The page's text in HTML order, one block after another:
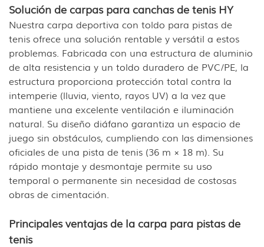
Solución de carpas para canchas de tenis HY
Nuestra carpa deportiva con toldo para pistas de
tenis ofrece una solución rentable y versátil a estos
problemas. Fabricada con una estructura de aluminio
de alta resistencia y un toldo duradero de PVC/PE, la
estructura proporciona protección total contra la
intemperie (lluvia, viento, rayos UV) a la vez que
mantiene una excelente ventilación e iluminación
natural. Su diseño diáfano garantiza un espacio de
juego sin obstáculos, cumpliendo con las dimensiones
oficiales de una pista de tenis (36 m × 18 m). Su
rápido montaje y desmontaje permite su uso
temporal o permanente sin necesidad de costosas
obras de cimentación.
Principales ventajas de la carpa para pistas de
tenis